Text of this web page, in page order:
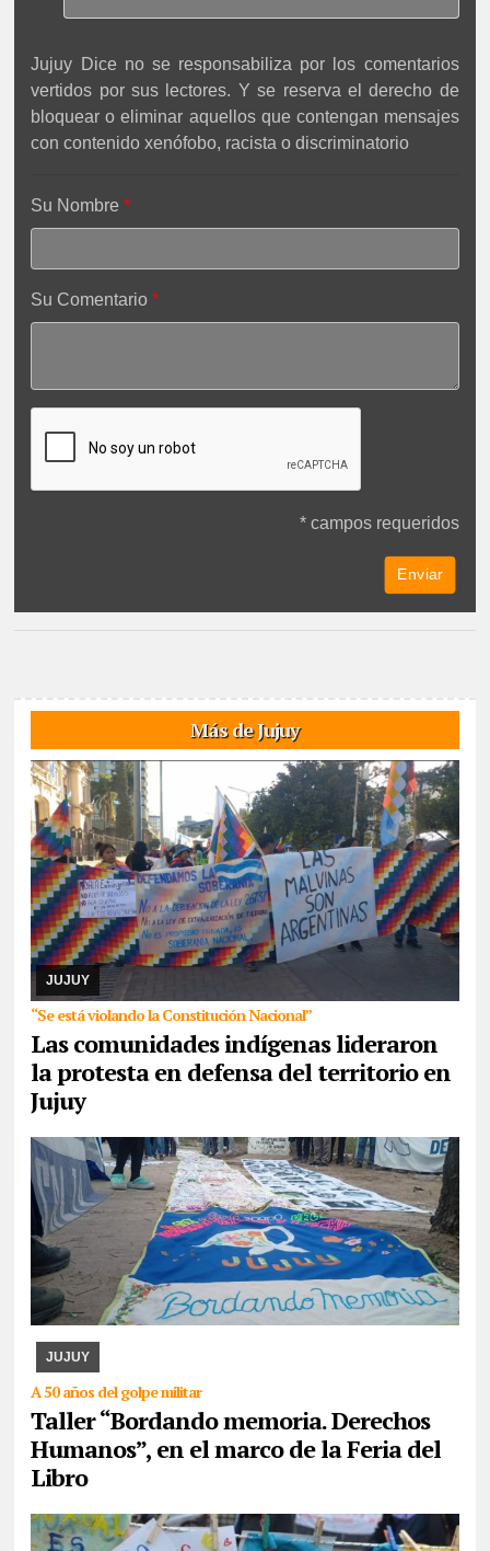
Jujuy Dice no se responsabiliza por los comentarios
vertidos por sus lectores. Y se reserva el derecho de
bloquear o eliminar aquellos que contengan mensajes
con contenido xenófobo, racista o discriminatorio
Su Nombre
Su Comentario
* campos requeridos
Más de Jujuy
JUJUY
“Se está violando la Constitución Nacional”
Las comunidades indígenas lideraron
la protesta en defensa del territorio en
Jujuy
07/08/2026 Reunidos por el rechazo a “la venta de la
Pachamama”, manifestantes de todos los sectores sociales de la
provincia confluyeron en San Salvador para r ...
JUJUY
A 50 años del golpe militar
Taller “Bordando memoria. Derechos
Humanos”, en el marco de la Feria del
Libro
07/08/2026 La actividad se desarrollará esta tarde en CAJA. Se
además, quienes participen pod ...